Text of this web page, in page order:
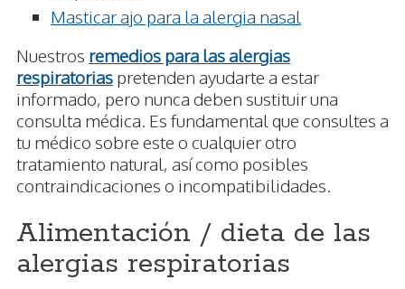
Masticar ajo para la alergia nasal
Nuestros remedios para las alergias
respiratorias pretenden ayudarte a estar
informado, pero nunca deben sustituir una
consulta médica. Es fundamental que consultes a
tu médico sobre este o cualquier otro
tratamiento natural, así como posibles
contraindicaciones o incompatibilidades.
Alimentación / dieta de las
alergias respiratorias